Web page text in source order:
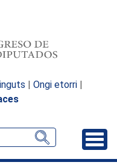
| Ongi etorri |